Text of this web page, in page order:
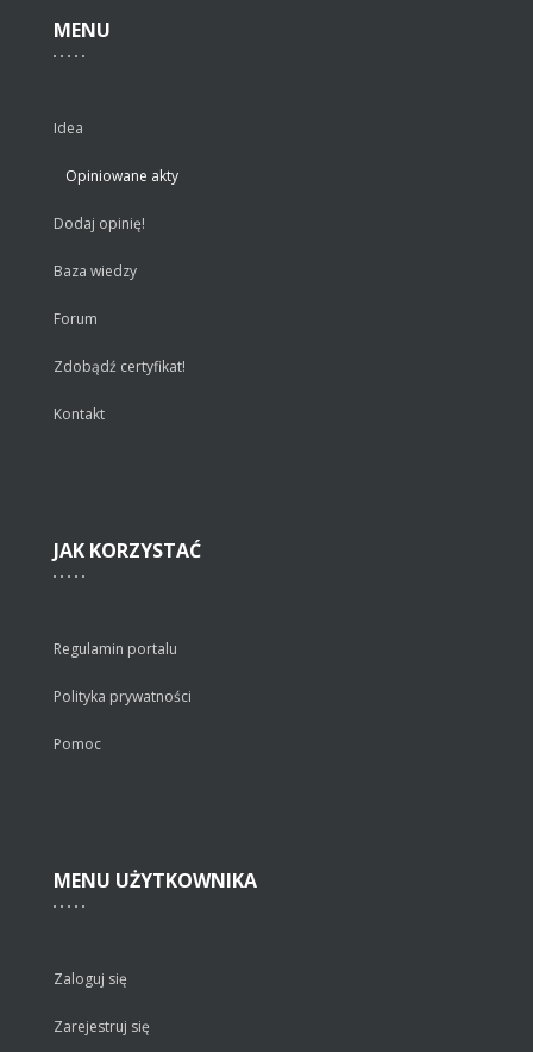
MENU
Idea
Opiniowane akty
Dodaj opinię!
Baza wiedzy
Forum
Zdobądź certyfikat!
Kontakt
JAK KORZYSTAĆ
Regulamin portalu
Polityka prywatności
Pomoc
MENU UŻYTKOWNIKA
Zaloguj się
Zarejestruj się